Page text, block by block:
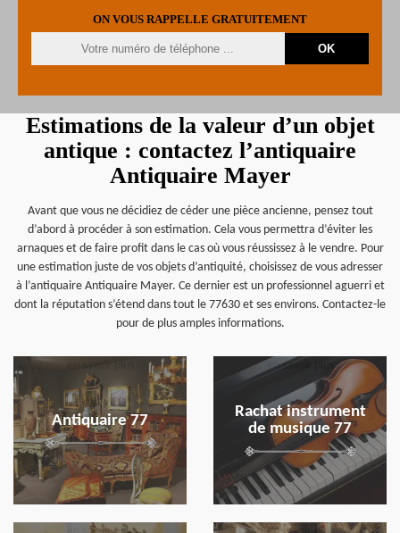
ON VOUS RAPPELLE GRATUITEMENT
Estimations de la valeur d’un objet
antique : contactez l’antiquaire
Antiquaire Mayer
Avant que vous ne décidiez de céder une pièce ancienne, pensez tout
d’abord à procéder à son estimation. Cela vous permettra d’éviter les
arnaques et de faire profit dans le cas où vous réussissez à le vendre. Pour
une estimation juste de vos objets d’antiquité, choisissez de vous adresser
à l’antiquaire Antiquaire Mayer. Ce dernier est un professionnel aguerri et
dont la réputation s’étend dans tout le 77630 et ses environs. Contactez-le
pour de plus amples informations.
Antiquaire 77
en savoir plus
Rachat instrument
de musique 77
en savoir plus